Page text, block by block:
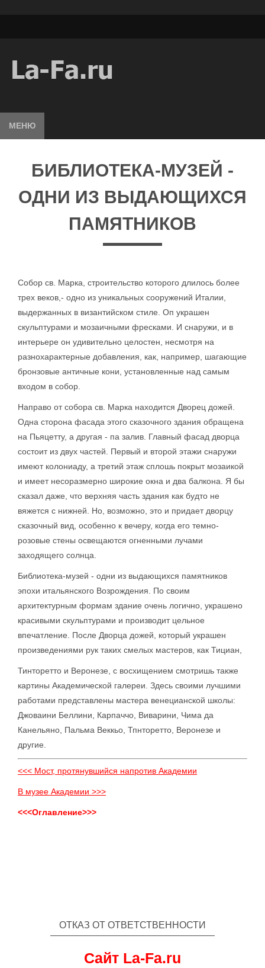
МЕНЮ
БИБЛИОТЕКА-МУЗЕЙ -
ОДНИ ИЗ ВЫДАЮЩИХСЯ
ПАМЯТНИКОВ
Собор св. Марка, строительство которого длилось более
трех веков,- одно из уникальных сооружений Италии,
выдержанных в византийском стиле. Оп украшен
скульптурами и мозаичными фресками. И снаружи, и в
интерьере он удивительно целостен, несмотря на
разнохарактерные добавления, как, например, шагающие
бронзовые античные кони, установленные над самым
входом в собор.
Направо от собора св. Марка находится Дворец дожей.
Одна сторона фасада этого сказочного здания обращена
на Пьяцетту, а другая - па залив. Главный фасад дворца
состоит из двух частей. Первый и второй этажи снаружи
имеют колониаду, а третий этаж сплошь покрыт мозаикой
и имеет несоразмерно широкие окна и два балкона. Я бы
сказал даже, что верхняя часть здания как будто не
вяжется с нижней. Но, возможно, это и придает дворцу
сказочный вид, особенно к вечеру, когда его темно-
розовые стены освещаются огненными лучами
заходящего солнца.
Библиотека-музей - одни из выдающихся памятников
эпохи итальянского Возрождения. По своим
архитектурным формам здание очень логично, украшено
красивыми скульптурами и производит цельное
впечатление. После Дворца дожей, который украшен
произведениями рук таких смелых мастеров, как Тициан,
Тинторетто и Веронезе, с восхищением смотришь также
картины Академической галереи. Здесь своими лучшими
работами представлены мастера венецианской школы:
Джоваини Беллини, Карпаччо, Виварини, Чима да
Канельяно, Пальма Веккьо, Тпнторетто, Веронезе и
другие.
<<< Мост, протянувшийся напротив Академии
В музее Академии >>>
<<<Оглавление>>>
ОТКАЗ ОТ ОТВЕТСТВЕННОСТИ
Сайт La-Fa.ru